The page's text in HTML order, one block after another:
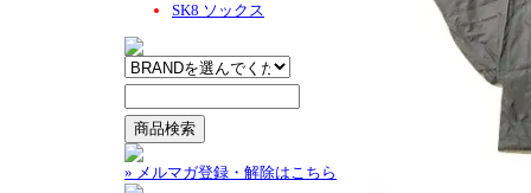
SK8 ソックス
» メルマガ登録・解除はこちら